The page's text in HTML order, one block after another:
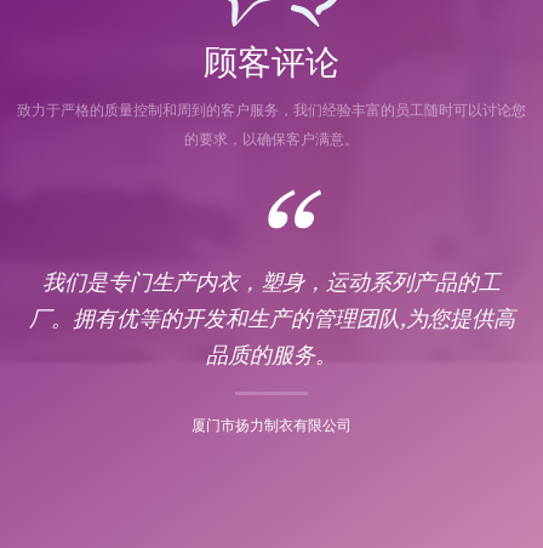
顾客评论
致力于严格的质量控制和周到的客户服务，我们经验丰富的员工随时可以讨论您
的要求，以确保客户满意。
“
我们是专门生产内衣，塑身，运动系列产品的工
厂。拥有优等的开发和生产的管理团队,为您提供高
品质的服务。
厦门市扬力制衣有限公司